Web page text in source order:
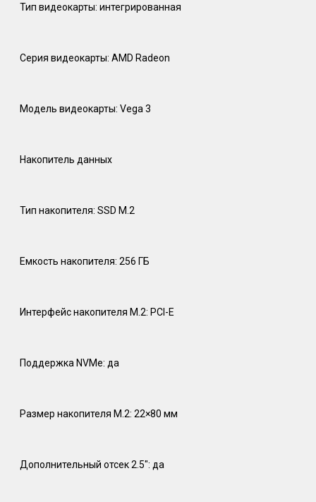
Тип видеокарты: интегрированная
Серия видеокарты: AMD Radeon
Модель видеокарты: Vega 3
Накопитель данных
Тип накопителя: SSD M.2
Емкость накопителя: 256 ГБ
Интерфейс накопителя M.2: PCI-E
Поддержка NVMe: да
Размер накопителя M.2: 22×80 мм
Дополнительный отсек 2.5″: да